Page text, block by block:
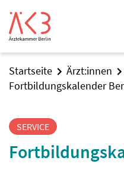
Startseite Ärzt:innen
Fortbildungskalender
SERVICE